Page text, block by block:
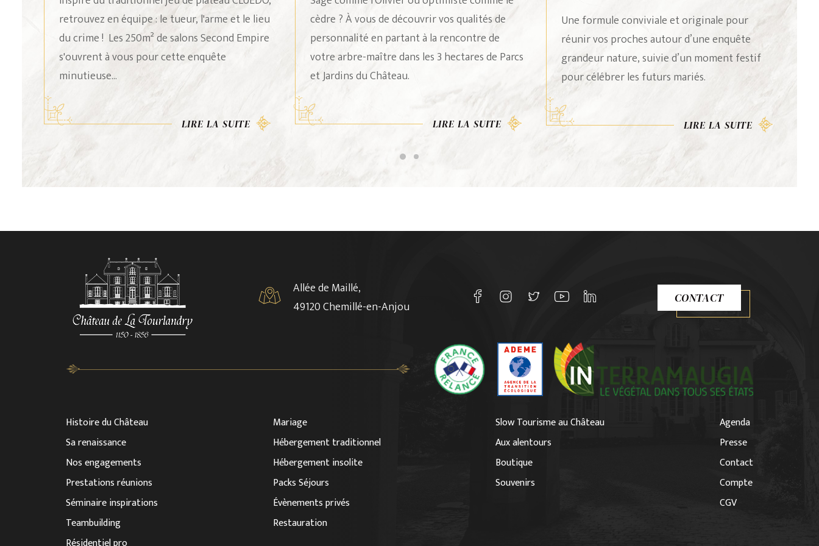
cèdre ? À vous de découvrir vos qualités de
personnalité en partant à la rencontre de
votre arbre-maître dans les 3 hectares de Parcs
et Jardins du Château.
LIRE LA SUITE
Une formule conviviale et originale pour
réunir vos proches autour d’une enquête
grandeur nature, suivie d’un moment festif
pour célébrer les futurs mariés.
LIRE LA SUITE
Une pause culturelle et gourmande au cœur
des salons du Second Empire.
Allée de Maillé,
49120 Chemillé-en-Anjou
CONTACT
Histoire du Château
Sa renaissance
Nos engagements
Prestations réunions
Séminaire inspirations
Teambuilding
Mariage
Hébergement traditionnel
Hébergement insolite
Packs Séjours
Évènements privés
Restauration
Slow Tourisme au Château
Aux alentours
Boutique
Souvenirs
Agenda
Presse
Contact
Compte
CGV